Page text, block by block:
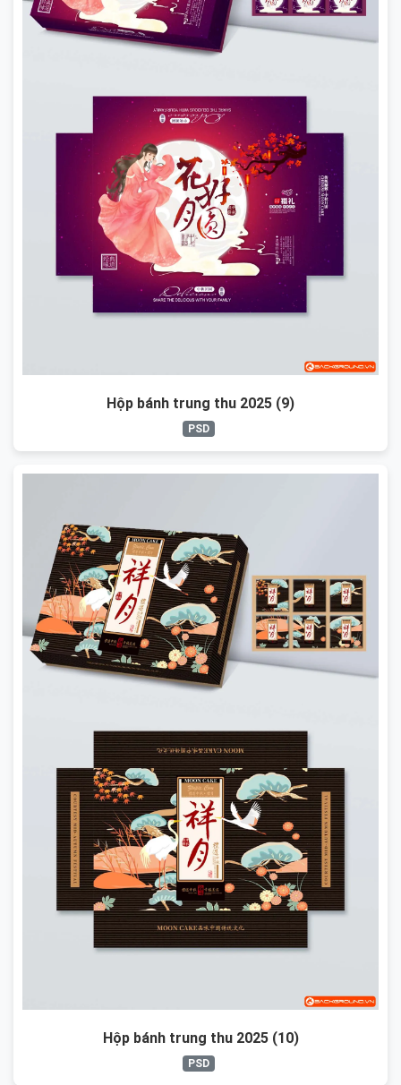
Hộp bánh trung thu 2025 (9)
PSD
Hộp bánh trung thu 2025 (10)
PSD